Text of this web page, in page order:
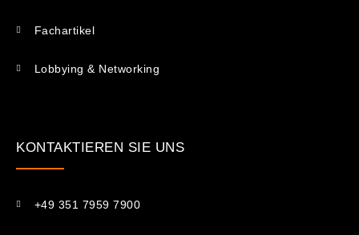
Fachartikel
Lobbying & Networking
KONTAKTIEREN SIE UNS​
+49 351 7959 7900